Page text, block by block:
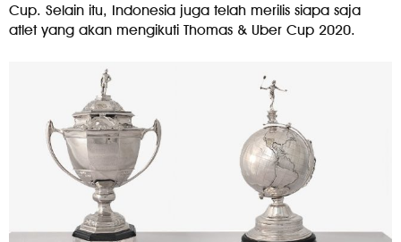
Cup. Selain itu, Indonesia juga telah merilis siapa saja
atlet yang akan mengikuti Thomas & Uber Cup 2020.